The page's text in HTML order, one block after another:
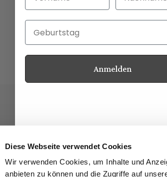
Diese Webseite verwendet Cookies
Wir verwenden Cookies, um Inhalte und
anbieten zu können und die Zugriffe auf
Geburtstag
Anmelden